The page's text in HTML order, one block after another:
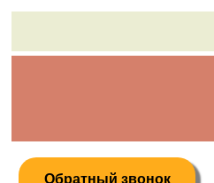
Обратный звонок